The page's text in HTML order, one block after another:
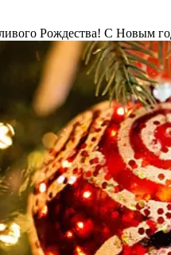
Рождества! С Новым